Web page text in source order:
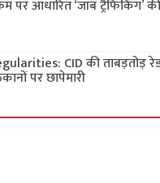
पर आधारित ‘जॉब
CID की ताबड़तोड़
पर छापेमारी